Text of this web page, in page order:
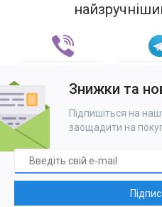
Знижки та
Підпишіться на
заощадити на